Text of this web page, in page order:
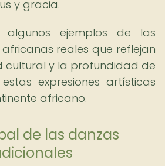
y gracia.
algunos ejemplos de las
reales que reflejan
cultural y la profundidad de
expresiones artísticas
africano.
de las danzas